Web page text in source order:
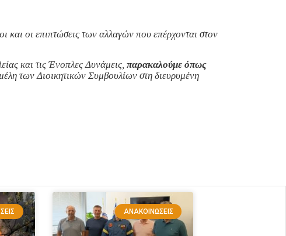
οι επιπτώσεις των αλλαγών που επέρχονται στον
και τις Ένοπλες Δυνάμεις, παρακαλούμε όπως
των Διοικητικών Συμβουλίων στη διευρυμένη
ΑΝΑΚΟΙΝΏΣΕΙΣ